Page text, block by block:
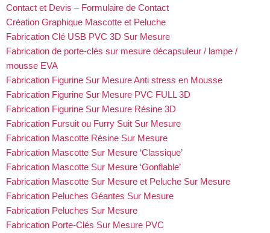
Contact et Devis – Formulaire de Contact
Création Graphique Mascotte et Peluche
Fabrication Clé USB PVC 3D Sur Mesure
Fabrication de porte-clés sur mesure décapsuleur / lampe /
mousse EVA
Fabrication Figurine Sur Mesure Anti stress en Mousse
Fabrication Figurine Sur Mesure PVC FULL 3D
Fabrication Figurine Sur Mesure Résine 3D
Fabrication Fursuit ou Furry Suit Sur Mesure
Fabrication Mascotte Résine Sur Mesure
Fabrication Mascotte Sur Mesure ‘Classique’
Fabrication Mascotte Sur Mesure ‘Gonflable’
Fabrication Mascotte Sur Mesure et Peluche Sur Mesure
Fabrication Peluches Géantes Sur Mesure
Fabrication Peluches Sur Mesure
Fabrication Porte-Clés Sur Mesure PVC